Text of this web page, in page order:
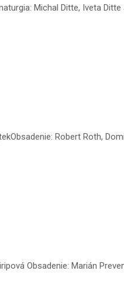
Michal Ditte, Iveta
Robert Roth,
Obsadenie: Marián